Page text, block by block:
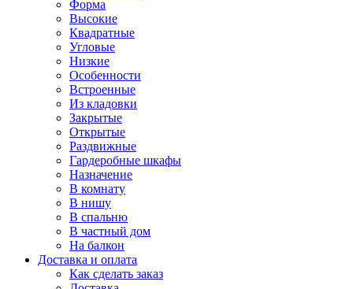
Форма
Высокие
Квадратные
Угловые
Низкие
Особенности
Встроенные
Из кладовки
Закрытые
Открытые
Раздвижные
Гардеробные шкафы
Назначение
В комнату
В нишу
В спальню
В частный дом
На балкон
Доставка и оплата
Как сделать заказ